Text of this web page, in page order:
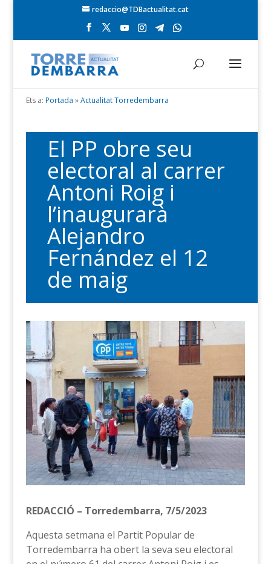
redaccio@TDBactualitat.cat
Ets a: Portada »Actualitat Torredembarra
El PP obre seu
electoral al carrer
Antoni Roig i
l’inaugurarà
Alejandro
Fernández el 12
de maig
REDACCIÓ – Torredembarra, 7/5/2023
Aquesta setmana el Partit Popular de
Torredembarra ha obert la seva seu electoral